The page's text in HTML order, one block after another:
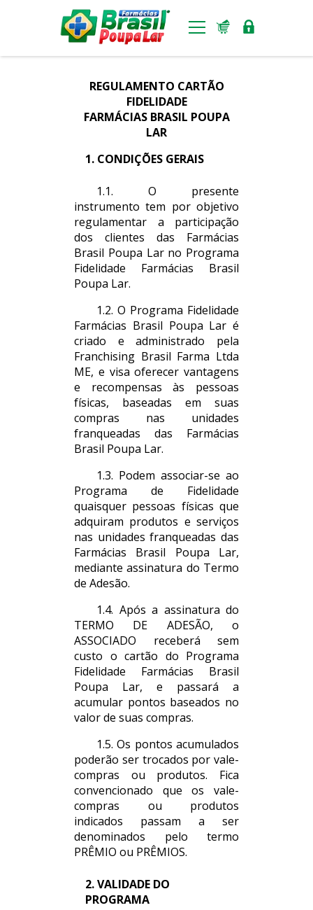
Ferramentas
Padronização visual
Notícias
Seja um franqueado
REGULAMENTO CARTÃO
FIDELIDADE
FARMÁCIAS BRASIL POUPA
LAR
1. CONDIÇÕES GERAIS
1.1. O presente
instrumento tem por objetivo
regulamentar a participação
dos clientes das Farmácias
Brasil Poupa Lar no Programa
Fidelidade Farmácias Brasil
Poupa Lar.
1.2. O Programa Fidelidade
Farmácias Brasil Poupa Lar é
criado e administrado pela
Franchising Brasil Farma Ltda
ME, e visa oferecer vantagens
e recompensas às pessoas
físicas, baseadas em suas
compras nas unidades
franqueadas das Farmácias
Brasil Poupa Lar.
1.3. Podem associar-se ao
Programa de Fidelidade
quaisquer pessoas físicas que
adquiram produtos e serviços
nas unidades franqueadas das
Farmácias Brasil Poupa Lar,
mediante assinatura do Termo
de Adesão.
1.4. Após a assinatura do
TERMO DE ADESÃO, o
ASSOCIADO receberá sem
custo o cartão do Programa
Fidelidade Farmácias Brasil
Poupa Lar, e passará a
acumular pontos baseados no
valor de suas compras.
1.5. Os pontos acumulados
poderão ser trocados por vale-
compras ou produtos. Fica
convencionado que os vale-
compras ou produtos
indicados passam a ser
denominados pelo termo
PRÊMIO ou PRÊMIOS.
2. VALIDADE DO
PROGRAMA